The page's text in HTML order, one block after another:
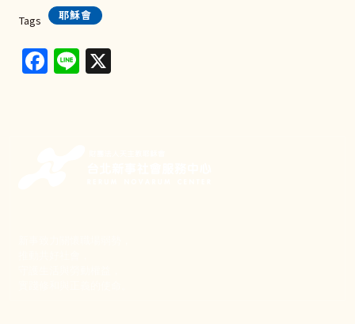
Tags 耶穌會
Facebook
Line